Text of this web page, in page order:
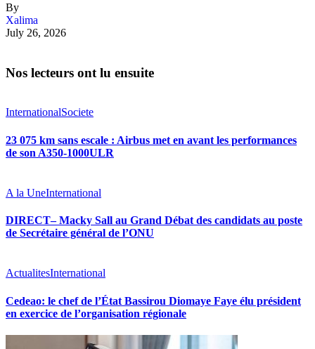
By
Xalima
July 26, 2026
Nos lecteurs ont lu ensuite
InternationalSociete
23 075 km sans escale : Airbus met en avant les performances
de son A350-1000ULR
A la UneInternational
DIRECT– Macky Sall au Grand Débat des candidats au poste
de Secrétaire général de l’ONU
ActualitesInternational
Cedeao: le chef de l’État Bassirou Diomaye Faye élu président
en exercice de l’organisation régionale